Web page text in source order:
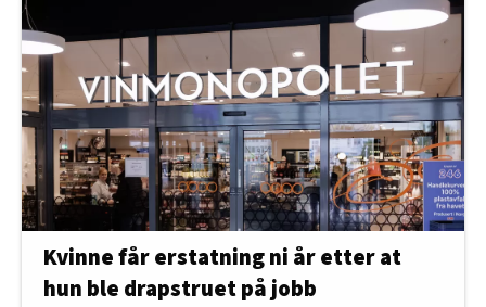
Kvinne får erstatning ni år etter at
hun ble drapstruet på jobb